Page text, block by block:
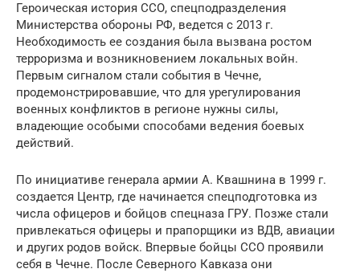
Героическая история ССО, спецподразделения
Министерства обороны РФ, ведется с 2013 г.
Необходимость ее создания была вызвана ростом
терроризма и возникновением локальных войн.
Первым сигналом стали события в Чечне,
продемонстрировавшие, что для урегулирования
военных конфликтов в регионе нужны силы,
владеющие особыми способами ведения боевых
действий.
По инициативе генерала армии А. Квашнина в 1999 г.
создается Центр, где начинается спецподготовка из
числа офицеров и бойцов спецназа ГРУ. Позже стали
привлекаться офицеры и прапорщики из ВДВ, авиации
и других родов войск. Впервые бойцы ССО проявили
себя в Чечне. После Северного Кавказа они